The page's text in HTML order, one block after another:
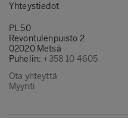
Yhteystiedot
PL 50
Revontulenpuisto 2
02020 Metsä
Puhelin: +358 10 4605
Ota yhteyttä
Myynti